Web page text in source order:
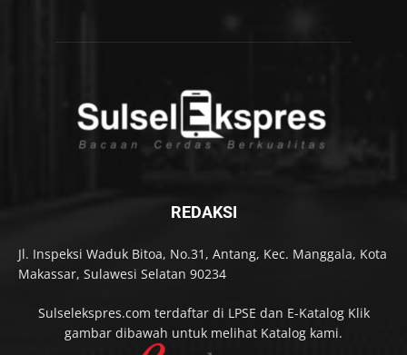
REDAKSI
Jl. Inspeksi Waduk Bitoa, No.31, Antang, Kec. Manggala, Kota
Makassar, Sulawesi Selatan 90234
Sulselekspres.com terdaftar di LPSE dan E-Katalog Klik
gambar dibawah untuk melihat Katalog kami.